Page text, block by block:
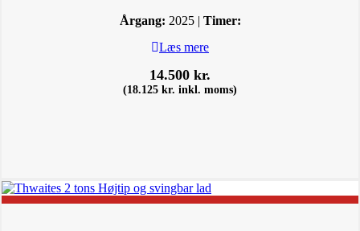
Årgang: 2025 | Timer:
Læs mere
14.500 kr.
(18.125 kr. inkl. moms)